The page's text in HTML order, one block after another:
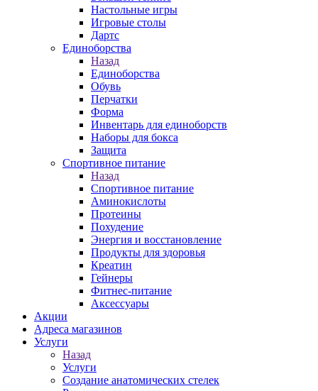
Настольные игры
Игровые столы
Дартс
Единоборства
Назад
Единоборства
Обувь
Перчатки
Форма
Инвентарь для единоборств
Наборы для бокса
Защита
Спортивное питание
Назад
Спортивное питание
Аминокислоты
Протеины
Похудение
Энергия и восстановление
Продукты для здоровья
Креатин
Гейнеры
Фитнес-питание
Аксессуары
Акции
Адреса магазинов
Услуги
Назад
Услуги
Создание анатомических стелек